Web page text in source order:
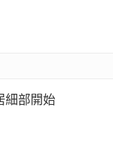
細部開始